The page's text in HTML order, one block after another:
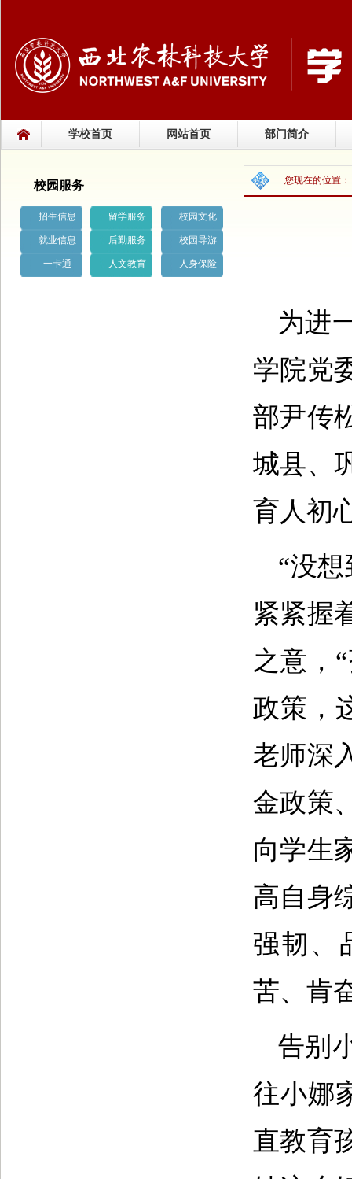
学校首页 网站首页 部门简介
校园服务
招生信息 留学服务 校园文化
就业信息 后勤服务 校园导游
一卡通 人文教育 人身保险
您现在的位置：
为进
学院党
部尹传
城县、
育人初
“没
紧紧握
之意，
政策，
老师深
金政策
向学生
高自身
强韧、
苦、肯
告别
往小娜
直教育